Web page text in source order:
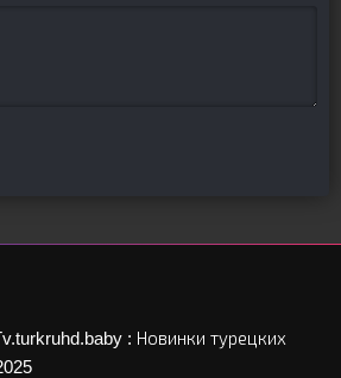
: Новинки турецких